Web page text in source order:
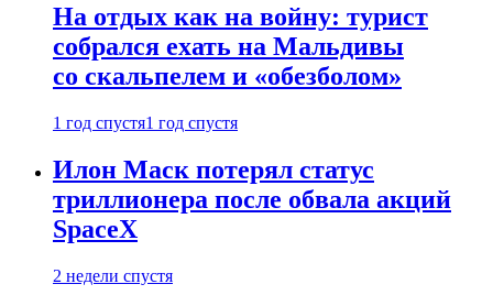
На отдых как на войну: турист
собрался ехать на Мальдивы
со скальпелем и «обезболом»
1 год спустя1 год спустя
Илон Маск потерял статус
триллионера после обвала акций
SpaceX
2 недели спустя